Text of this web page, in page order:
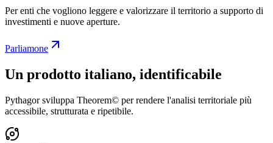
Per enti che vogliono leggere e valorizzare il territorio a supporto di
investimenti e nuove aperture.
Parliamone
Un prodotto italiano, identificabile
Pythagor sviluppa Theorem© per rendere l'analisi territoriale più
accessibile, strutturata e ripetibile.